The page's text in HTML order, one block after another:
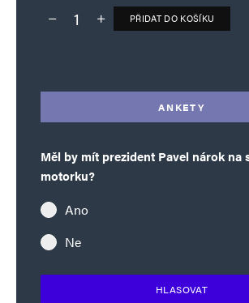
Deník TO – verze bez reklam množství
PŘIDAT DO KOŠÍKU
ANKETY
Měl by mít prezident Pavel nárok na
motorku?
Ano
Ne
HLASOVAT